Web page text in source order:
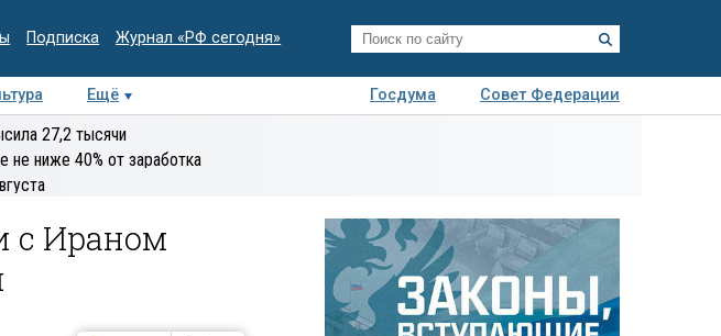
Подписка Журнал «РФ сегодня»
Ещё Госдума
Совет Федерации
Колумнисты
экспертиза
27,2 тысячи
не ниже 40% от заработка
с Ираном